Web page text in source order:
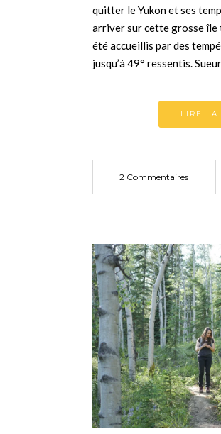
quitter le Yukon et ses
arriver sur cette grosse île
été accueillis par des
jusqu’à 49° ressentis.
LIRE LA
2 Commentaires